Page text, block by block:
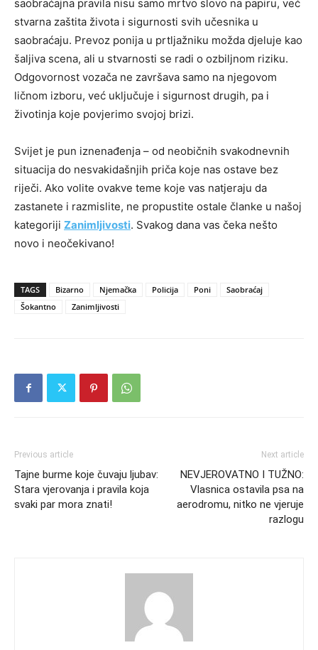
saobraćajna pravila nisu samo mrtvo slovo na papiru, već
stvarna zaštita života i sigurnosti svih učesnika u
saobraćaju. Prevoz ponija u prtljažniku možda djeluje kao
šaljiva scena, ali u stvarnosti se radi o ozbiljnom riziku.
Odgovornost vozača ne završava samo na njegovom
ličnom izboru, već uključuje i sigurnost drugih, pa i
životinja koje povjerimo svojoj brizi.
Svijet je pun iznenađenja – od neobičnih svakodnevnih
situacija do nesvakidašnjih priča koje nas ostave bez
riječi. Ako volite ovakve teme koje vas natjeraju da
zastanete i razmislite, ne propustite ostale članke u našoj
kategoriji Zanimljivosti. Svakog dana vas čeka nešto
novo i neočekivano!
TAGS Bizarno Njemačka Policija Poni
Saobraćaj
Šokantno
Zanimljivosti
Previous article
Tajne burme koje čuvaju ljubav:
Stara vjerovanja i pravila koja
svaki par mora znati!
Next article
NEVJEROVATNO I TUŽNO:
Vlasnica ostavila psa na
aerodromu, nitko ne vjeruje
razlogu